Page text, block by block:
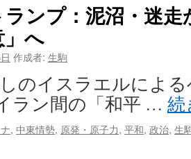
ランプ：泥沼・迷
」へ
作成者: 生駒
のイスラエルによ
ラン間の「和平 …
, 中東情勢, 原発・原子力, 平和, 政治, 生